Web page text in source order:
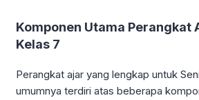
Komponen Utama Perangkat
Kelas 7
Perangkat ajar yang lengkap untuk
umumnya terdiri atas beberapa